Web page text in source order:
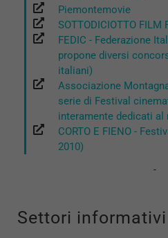
Piemontemovie
SOTTODICIOTTO FILM
FEDIC - Federazione
propone diversi
italiani)
Associazione
serie di Festival
interamente dedicati al
CORTO E FIENO -
2010)
Settori informativi